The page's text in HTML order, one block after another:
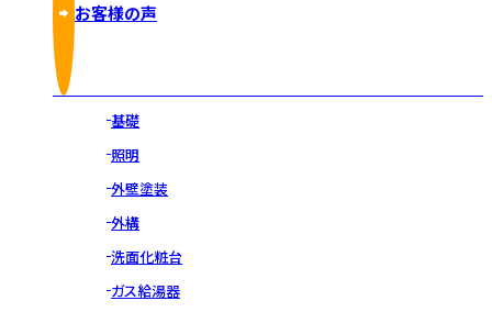
お客様の声
基礎
照明
外壁塗装
外構
洗面化粧台
ガス給湯器